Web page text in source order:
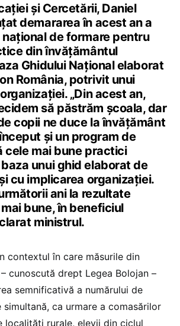
și Cercetării, Daniel
demararea în acest an a
de formare pentru
din învățământul
Ghidului Național elaborat
România, potrivit unui
„Din acest an,
să păstrăm școala, dar
copii ne duce la învățământ
și un program de
cele mai bune practici
unui ghid elaborat de
cu implicarea organizației.
ani la rezultate
bune, în beneficiul
ministrul.
contextul în care măsurile din
cunoscută drept Legea Bolojan –
semnificativă a numărului de
simultană, ca urmare a comasărilor
localități rurale, elevii din ciclul